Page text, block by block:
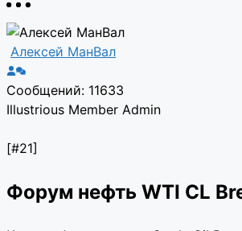
Алексей МанВал
Сообщений: 11633
Illustrious Member Admin
[#21]
Форум нефть WTI CL